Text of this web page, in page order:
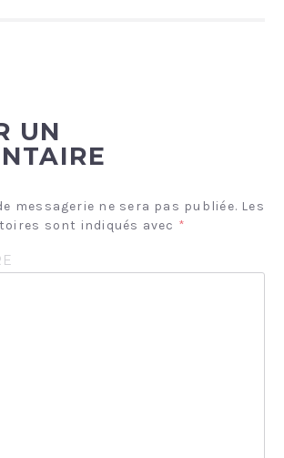
UN
messagerie ne sera pas publiée. Les
sont indiqués avec *